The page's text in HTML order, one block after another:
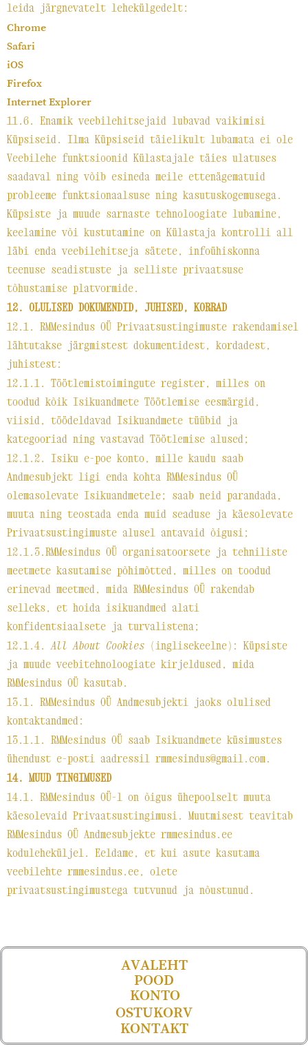
leida järgnevatelt lehekülgedelt:
Chrome
Safari
iOS
Firefox
Internet Explorer
11.6. Enamik veebilehitsejaid lubavad vaikimisi
Küpsiseid. Ilma Küpsiseid täielikult lubamata ei ole
Veebilehe funktsioonid Külastajale täies ulatuses
saadaval ning võib esineda meile ettenägematuid
probleeme funktsionaalsuse ning kasutuskogemusega.
Küpsiste ja muude sarnaste tehnoloogiate lubamine,
keelamine või kustutamine on Külastaja kontrolli all
läbi enda veebilehitseja sätete, infoühiskonna
teenuse seadistuste ja selliste privaatsuse
tõhustamise platvormide.
12. OLULISED DOKUMENDID, JUHISED, KORRAD
12.1. RMMesindus OÜ Privaatsustingimuste rakendamisel
lähtutakse järgmistest dokumentidest, kordadest,
juhistest:
12.1.1. Töötlemistoimingute register, milles on
toodud kõik Isikuandmete Töötlemise eesmärgid,
viisid, töödeldavad Isikuandmete tüübid ja
kategooriad ning vastavad Töötlemise alused;
12.1.2. Isiku e-poe konto, mille kaudu saab
Andmesubjekt ligi enda kohta RMMesindus OÜ
olemasolevate Isikuandmetele; saab neid parandada,
muuta ning teostada enda muid seaduse ja käesolevate
Privaatsustingimuste alusel antavaid õigusi;
12.1.3.RMMesindus OÜ organisatoorsete ja tehniliste
meetmete kasutamise põhimõtted, milles on toodud
erinevad meetmed, mida RMMesindus OÜ rakendab
selleks, et hoida isikuandmed alati
konfidentsiaalsete ja turvalistena;
12.1.4.All About Cookies (inglisekeelne): Küpsiste
ja muude veebitehnoloogiate kirjeldused, mida
RMMesindus OÜ kasutab.
13.1. RMMesindus OÜ Andmesubjekti jaoks olulised
kontaktandmed:
13.1.1. RMMesindus OÜ saab Isikuandmete küsimustes
ühendust e-posti aadressil rmmesindus@gmail.com.
14. MUUD TINGIMUSED
14.1. RMMesindus OÜ-l on õigus ühepoolselt muuta
käesolevaid Privaatsustingimusi. Muutmisest teavitab
RMMesindus OÜ Andmesubjekte rmmesindus.ee
koduleheküljel. Eeldame, et kui asute kasutama
veebilehte rmmesindus.ee, olete
privaatsustingimustega tutvunud ja nõustunud.
AVALEHT
POOD
KONTO
OSTUKORV
KONTAKT